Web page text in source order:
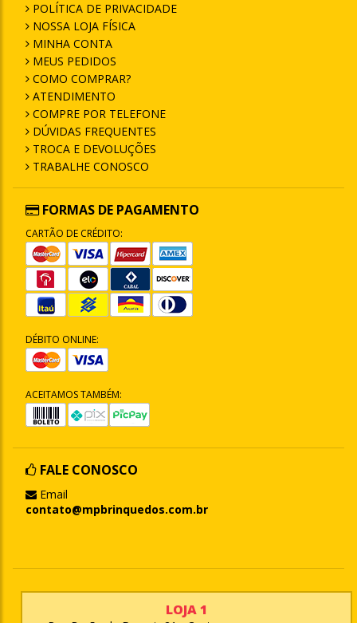
POLÍTICA DE PRIVACIDADE
NOSSA LOJA FÍSICA
MINHA CONTA
MEUS PEDIDOS
COMO COMPRAR?
ATENDIMENTO
COMPRE POR TELEFONE
DÚVIDAS FREQUENTES
TROCA E DEVOLUÇÕES
TRABALHE CONOSCO
FORMAS DE PAGAMENTO
CARTÃO DE CRÉDITO:
DÉBITO ONLINE:
ACEITAMOS TAMBÉM:
FALE CONOSCO
Email
contato@mpbrinquedos.com.br
LOJA 1